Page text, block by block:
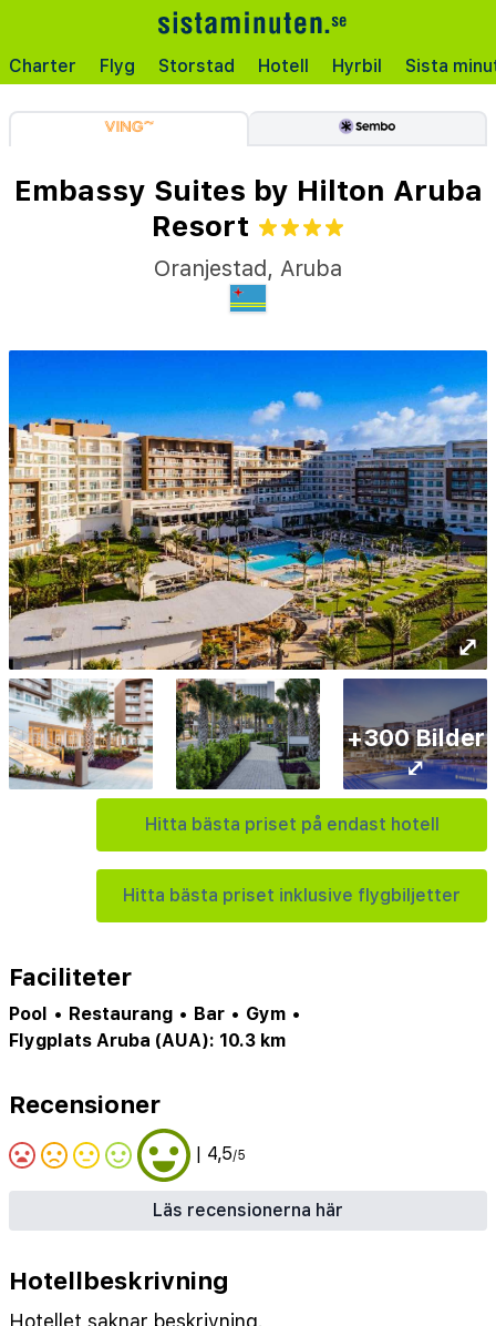
Charter Flyg Storstad Hotell Hyrbil Sista
Embassy Suites by Hilton Aruba
Resort
Oranjestad, Aruba
⤢
Hitta bästa priset på endast hotell
Hitta bästa priset inklusive flygbiljetter
+300 Bilder
⤢
Faciliteter
Pool • Restaurang • Bar • Gym •
Flygplats Aruba (AUA): 10.3 km
Recensioner
| 4,5/5
Läs recensionerna här
Hotellbeskrivning
Hotellet saknar beskrivning.